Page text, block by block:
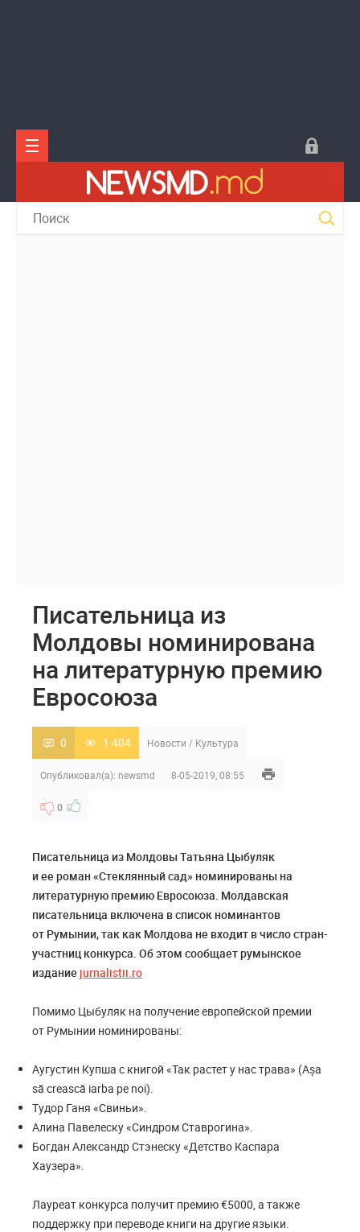
Писательница из
Молдовы номинирована
на литературную премию
Евросоюза
0 1 404 Новости / Культура
Опубликовал(а): newsmd 8-05-2019, 08:55
0
Писательница из Молдовы Татьяна Цыбуляк
и ее роман «Стеклянный сад» номинированы на
литературную премию Евросоюза. Молдавская
писательница включена в список номинантов
от Румынии, так как Молдова не входит в число стран-
участниц конкурса. Об этом сообщает румынское
издание jurnalistii.ro
Помимо Цыбуляк на получение европейской премии
от Румынии номинированы:
Аугустин Купша с книгой «Так растет у нас трава» (Așa
să crească iarba pe noi).
Тудор Ганя «Свиньи».
Алина Павелеску «Синдром Ставрогина».
Богдан Александр Стэнеску «Детство Каспара
Хаузера».
Лауреат конкурса получит премию €5000, а также
поддержку при переводе книги на другие языки.